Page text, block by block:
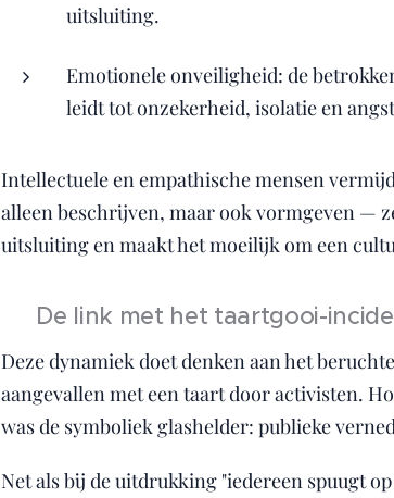
uitsluiting.
Emotionele onveiligheid: de
leidt tot onzekerheid, isolatie en
Intellectuele en empathische mensen
alleen beschrijven, maar ook vormgeven —
uitsluiting en maakt het moeilijk om een
🎯 De link met het taartgooi-
Deze dynamiek doet denken aan het
aangevallen met een taart door activisten.
was de symboliek glashelder: publieke
Net als bij de uitdrukking "iedereen spuugt